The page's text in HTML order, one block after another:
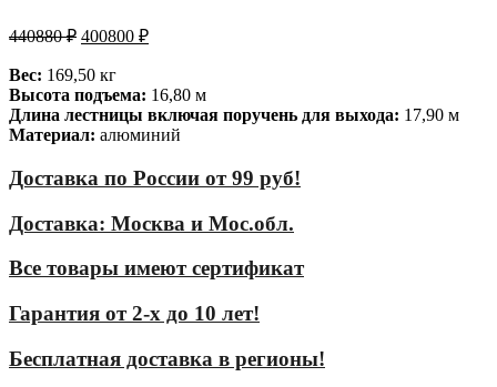
440880₽ 400800 ₽
Вес: 169,50 кг
Высота подъема: 16,80 м
Длина лестницы включая поручень для выхода: 17,90 м
Материал: алюминий
Доставка по России от 99 руб!
Доставка: Москва и Мос.обл.
Все товары имеют сертификат
Гарантия от 2-х до 10 лет!
Бесплатная доставка в регионы!